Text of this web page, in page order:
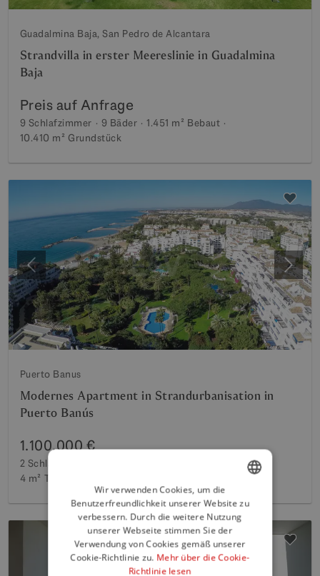
Guadalmina Baja, San Pedro de Alcantara
Strandvilla in erster Meereslinie in Guadalmina
Baja
Preis auf Anfrage
9 Schlafzimmer 9 Bäder 1.451 m² Bebaut
10.410 m² Grundstück
Vorherige
Puerto Banus
Modernes Apartment in Strandurbanisation in
Puerto Banús
1.100.000 €
2 Schlafzimmer
4 m² Terrasse
ENGLISH
SPANISH
FRENCH
Wir verwenden Cookies, um die
Benutzerfreundlichkeit unserer Website zu
verbessern. Durch die weitere Nutzung
unserer Webseite stimmen Sie der
Verwendung von Cookies gemäß unserer
Cookie-Richtlinie zu. Mehr über die Cookie-
Richtlinie lesen